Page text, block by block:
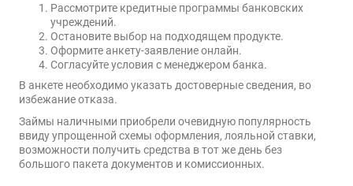
Рассмотрите кредитные программы банковских
учреждений.
Остановите выбор на подходящем продукте.
Оформите анкету-заявление онлайн.
Согласуйте условия с менеджером банка.
В анкете необходимо указать достоверные сведения, во
избежание отказа.
Займы наличными приобрели очевидную популярность
ввиду упрощенной схемы оформления, лояльной ставки,
возможности получить средства в тот же день без
большого пакета документов и комиссионных.